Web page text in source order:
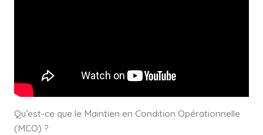
Qu’est-ce que le Maintien en Condition Opérationnelle
(MCO) ?